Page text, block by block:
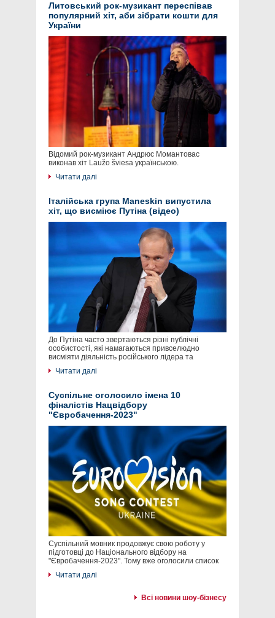
Литовський рок-музикант переспівав
популярний хіт, аби зібрати кошти для
України
Відомий рок-музикант Андрюс Момантовас
виконав хіт Laužo šviesa українською.
Читати далі
Італійська група Maneskin випустила
хіт, що висміює Путіна (відео)
До Путіна часто звертаються різні публічні
особистості, які намагаються привселюдно
висміяти діяльність російського лідера та
Читати далі
Суспільне оголосило імена 10
фіналістів Нацвідбору
"Євробачення-2023"
Суспільний мовник продовжує свою роботу у
підготовці до Національного відбору на
"Євробачення-2023". Тому вже оголосили список
Читати далі
Всі новини шоу-бізнесу